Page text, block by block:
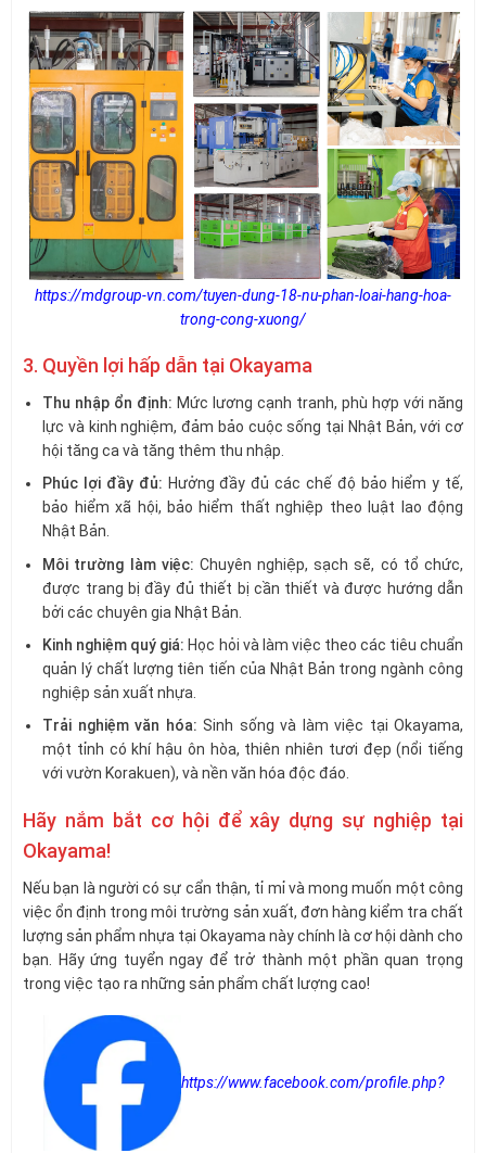
https://mdgroup-vn.com/tuyen-dung-18-nu-phan-loai-hang-hoa-
trong-cong-xuong/
3. Quyền lợi hấp dẫn tại Okayama
Thu nhập ổn định: Mức lương cạnh tranh, phù hợp với năng
lực và kinh nghiệm, đảm bảo cuộc sống tại Nhật Bản, với cơ
hội tăng ca và tăng thêm thu nhập.
Phúc lợi đầy đủ: Hưởng đầy đủ các chế độ bảo hiểm y tế,
bảo hiểm xã hội, bảo hiểm thất nghiệp theo luật lao động
Nhật Bản.
Môi trường làm việc: Chuyên nghiệp, sạch sẽ, có tổ chức,
được trang bị đầy đủ thiết bị cần thiết và được hướng dẫn
bởi các chuyên gia Nhật Bản.
Kinh nghiệm quý giá: Học hỏi và làm việc theo các tiêu chuẩn
quản lý chất lượng tiên tiến của Nhật Bản trong ngành công
nghiệp sản xuất nhựa.
Trải nghiệm văn hóa: Sinh sống và làm việc tại Okayama,
một tỉnh có khí hậu ôn hòa, thiên nhiên tươi đẹp (nổi tiếng
với vườn Korakuen), và nền văn hóa độc đáo.
Hãy nắm bắt cơ hội để xây dựng sự nghiệp tại
Okayama!
Nếu bạn là người có sự cẩn thận, tỉ mỉ và mong muốn một công
việc ổn định trong môi trường sản xuất, đơn hàng kiểm tra chất
lượng sản phẩm nhựa tại Okayama này chính là cơ hội dành cho
bạn. Hãy ứng tuyển ngay để trở thành một phần quan trọng
trong việc tạo ra những sản phẩm chất lượng cao!
https://www.facebook.com/profile.php?